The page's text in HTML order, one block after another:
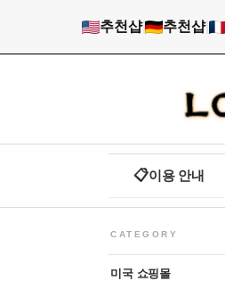
추천샵| 추천샵|
📋이용 안내
CATEGORY
미국 쇼핑몰